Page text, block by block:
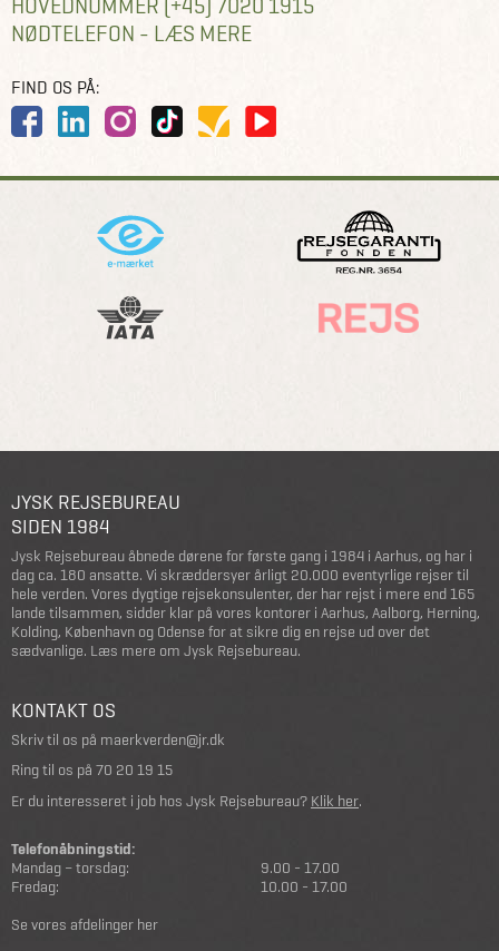
HOVEDNUMMER (+45) 7020 1915
NØDTELEFON - LÆS MERE
FIND OS PÅ:
JYSK REJSEBUREAU
SIDEN 1984
Jysk Rejsebureau åbnede dørene for første gang i 1984 i Aarhus, og har i
dag ca. 180 ansatte. Vi skræddersyer årligt 20.000 eventyrlige rejser til
hele verden. Vores dygtige rejsekonsulenter, der har rejst i mere end 165
lande tilsammen, sidder klar på vores kontorer i Aarhus, Aalborg, Herning,
Kolding, København og Odense for at sikre dig en rejse ud over det
sædvanlige. Læs mere om Jysk Rejsebureau.
KONTAKT OS
Skriv til os på maerkverden@jr.dk
Ring til os på 70 20 19 15
Er du interesseret i job hos Jysk Rejsebureau? Klik her.
Telefonåbningstid:
Mandag – torsdag:
9.00 - 17.00
Fredag:
10.00 - 17.00
Se vores afdelinger her